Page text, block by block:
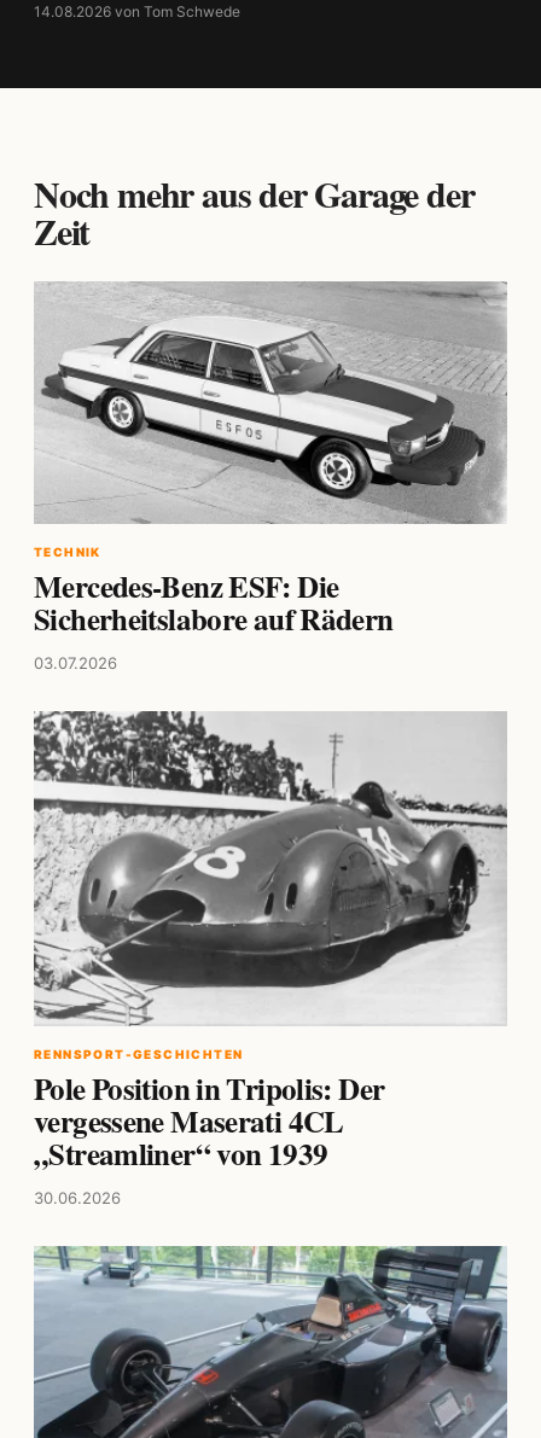
14.08.2026 von Tom Schwede
Noch mehr aus der Garage der
Zeit
TECHNIK
Mercedes-Benz ESF: Die
Sicherheitslabore auf Rädern
03.07.2026
RENNSPORT-GESCHICHTEN
Pole Position in Tripolis: Der
vergessene Maserati 4CL
„Streamliner“ von 1939
30.06.2026